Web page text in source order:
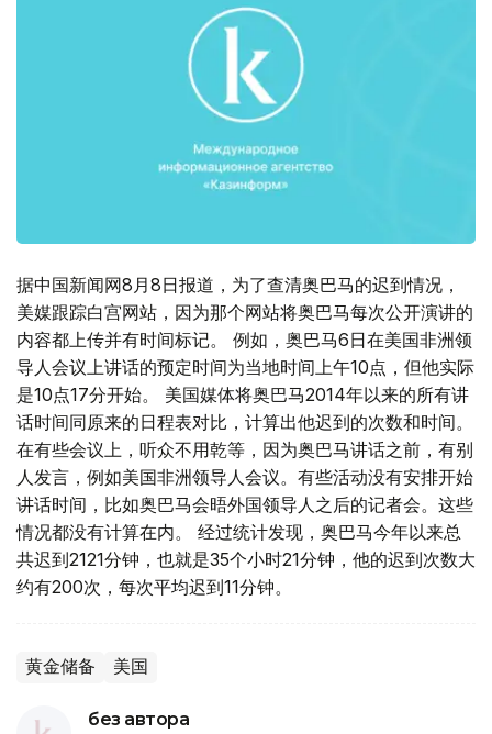
据中国新闻网8月8日报道，为了查清奥巴马的迟到情况，
美媒跟踪白宫网站，因为那个网站将奥巴马每次公开演讲的
内容都上传并有时间标记。 例如，奥巴马6日在美国非洲领
导人会议上讲话的预定时间为当地时间上午10点，但他实际
是10点17分开始。 美国媒体将奥巴马2014年以来的所有讲
话时间同原来的日程表对比，计算出他迟到的次数和时间。
在有些会议上，听众不用乾等，因为奥巴马讲话之前，有别
人发言，例如美国非洲领导人会议。有些活动没有安排开始
讲话时间，比如奥巴马会晤外国领导人之后的记者会。这些
情况都没有计算在内。 经过统计发现，奥巴马今年以来总
共迟到2121分钟，也就是35个小时21分钟，他的迟到次数大
约有200次，每次平均迟到11分钟。
黄金储备 美国
без автора